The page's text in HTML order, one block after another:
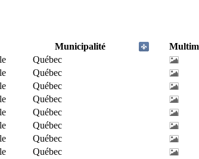
Municipalité
Québec
Québec
Québec
Québec
Québec
Québec
Québec
Québec